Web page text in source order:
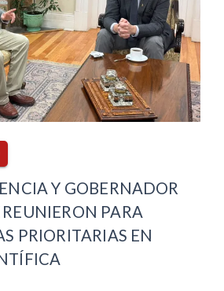
Y GOBERNADOR
PARA
PRIORITARIAS EN